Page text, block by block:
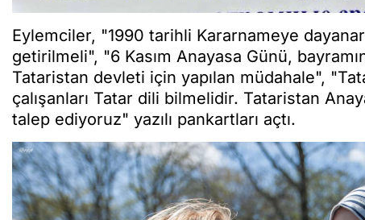
Eylemciler, "1990 tarihli Kararnameye
getirilmeli", "6 Kasım Anayasa Günü,
Tataristan devleti için yapılan müdahale",
çalışanları Tatar dili bilmelidir. Tataristan
talep ediyoruz" yazılı pankartları açtı.